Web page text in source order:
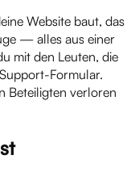
Website baut, das
— alles aus einer
mit den Leuten, die
Formular.
Beteiligten verloren